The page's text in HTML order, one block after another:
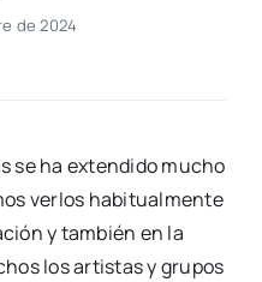
de 2024
se ha extendido mucho
verlos habitualmente
y también en la
los artistas y grupos